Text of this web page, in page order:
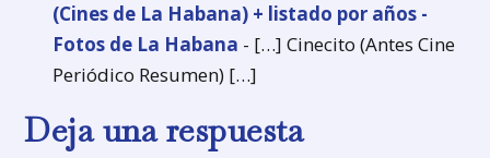
(Cines de La Habana) + listado por años -
Fotos de La Habana - […] Cinecito (Antes Cine
Periódico Resumen) […]
Deja una respuesta